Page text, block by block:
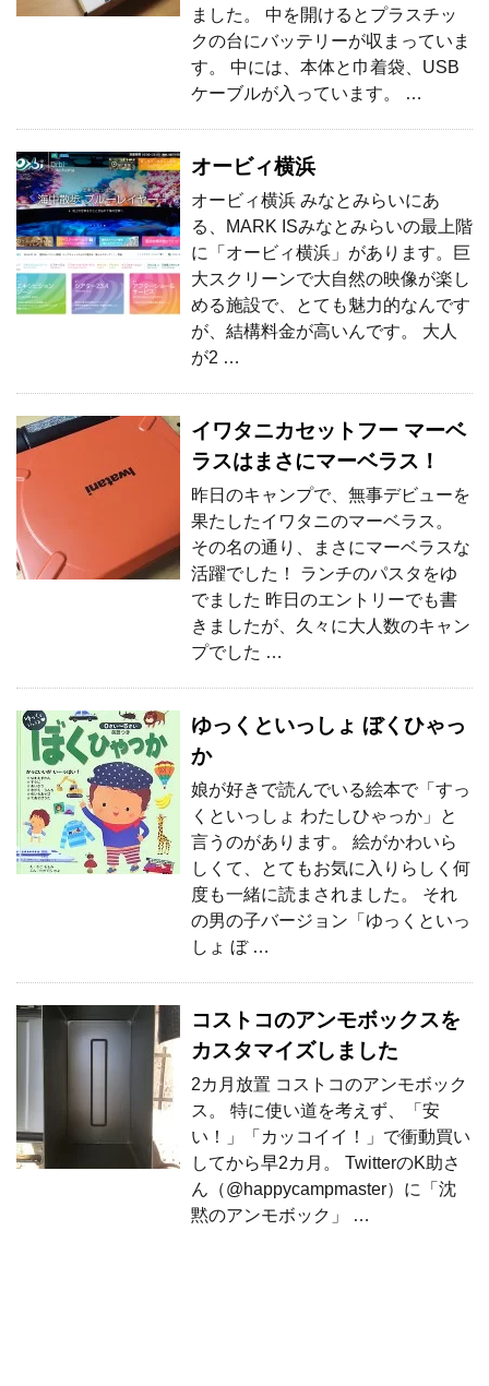
ました。 中を開けるとプラスチッ
クの台にバッテリーが収まっていま
す。 中には、本体と巾着袋、USB
ケーブルが入っています。 …
オービィ横浜
オービィ横浜 みなとみらいにあ
る、MARK ISみなとみらいの最上階
に「オービィ横浜」があります。巨
大スクリーンで大自然の映像が楽し
める施設で、とても魅力的なんです
が、結構料金が高いんです。 大人
が2 …
イワタニカセットフー マーベ
ラスはまさにマーベラス！
昨日のキャンプで、無事デビューを
果たしたイワタニのマーベラス。
その名の通り、まさにマーベラスな
活躍でした！ ランチのパスタをゆ
でました 昨日のエントリーでも書
きましたが、久々に大人数のキャン
プでした …
ゆっくといっしょ ぼくひゃっ
か
娘が好きで読んでいる絵本で「すっ
くといっしょ わたしひゃっか」と
言うのがあります。 絵がかわいら
しくて、とてもお気に入りらしく何
度も一緒に読まされました。 それ
の男の子バージョン「ゆっくといっ
しょ ぼ …
コストコのアンモボックスを
カスタマイズしました
2カ月放置 コストコのアンモボック
ス。 特に使い道を考えず、「安
い！」「カッコイイ！」で衝動買い
してから早2カ月。 TwitterのK助さ
ん（@happycampmaster）に「沈
黙のアンモボック」 …